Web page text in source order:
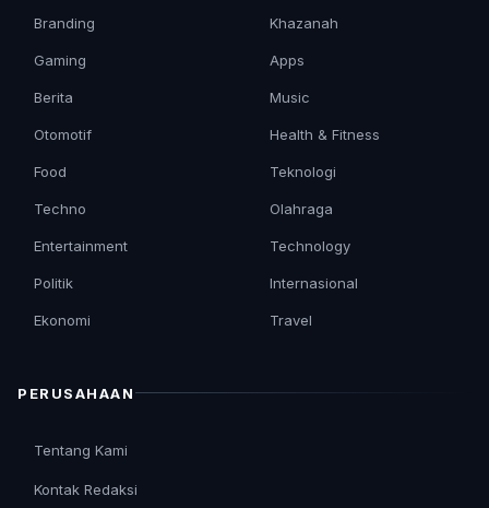
Branding
Gaming
Berita
Otomotif
Khazanah
Apps
Music
Health & Fitness
Food
Techno
Entertainment
Politik
Ekonomi
Teknologi
Olahraga
Technology
Internasional
Travel
PERUSAHAAN
Tentang Kami
Kontak Redaksi